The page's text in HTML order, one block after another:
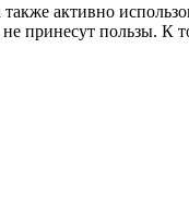
активно
принесут пользы. К